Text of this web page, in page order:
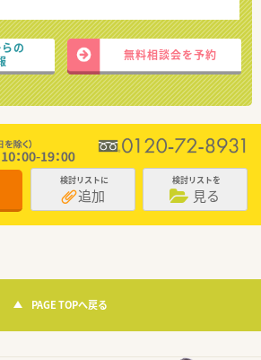
の
無料相談会を予約
検討リストに
追加
検討リストを
見る
PAGE TOPへ戻る